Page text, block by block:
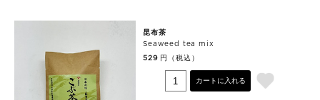
昆布茶
Seaweed tea mix
529 円（税込）
カートに入れる